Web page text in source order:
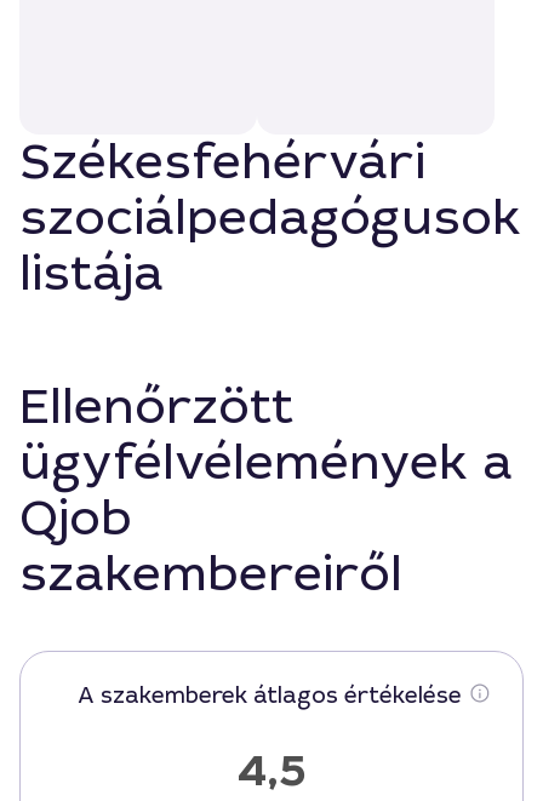
Székesfehérvári
szociálpedagógusok
listája
Ellenőrzött
ügyfélvélemények a
Qjob
szakembereiről
A szakemberek átlagos értékelése
4,5